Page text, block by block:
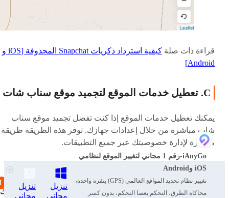
قراءة ذات صلة
كيفية استرداد ذكريات Snapchat المحذوفة [iOS و
Android]
C. تعطيل خدمات الموقع لتجميد موقع سناب شات
يمكنك تعطيل خدمات الموقع إذا كنت تفضل تجميد موقع سناب
شات مباشرة من خلال إعدادات جهازك. توفر هذه الطريقة طريقة
مباشرة لإدارة خصوصيتك عبر جميع التطبيقات.
خطوات كيفية تجميد موقع سناب شات:
فتح الإعدادات: اذهب إلى تطبيق الإعدادات على هاتفك
iAnyGo-رقم 1 مجاني لتغيير الموقع لنظامي
iOS وAndroid
تغيير نظام تحديد المواقع العالمي (GPS) بنقرة واحدة،
محاكاة الطرق، التحكم بعصا التحكم، بدون كسر
تنزيل
مجاني
تنزيل
مجاني